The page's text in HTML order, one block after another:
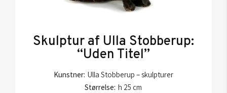
Skulptur af Ulla Stobberup:
“Uden Titel”
Kunstner: Ulla Stobberup – skulpturer
Størrelse: h 25 cm